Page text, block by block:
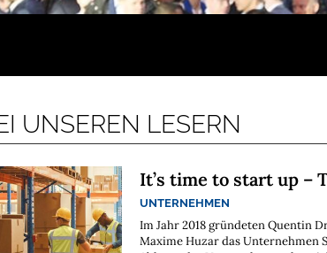
UNSEREN LESERN
It’s time to start up –
UNTERNEHMEN
Im Jahr 2018 gründeten Quentin
Maxime Huzar das Unternehmen